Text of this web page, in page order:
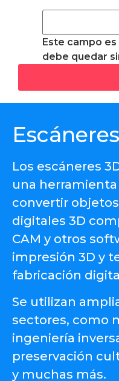
Los escáneres
una
convertir
digitales 3D
CAM y otros
impresión 3D y
fabricación
Se utilizan
sectores, como
ingeniería
preservación
y muchas más.
Este campo
debe quedar